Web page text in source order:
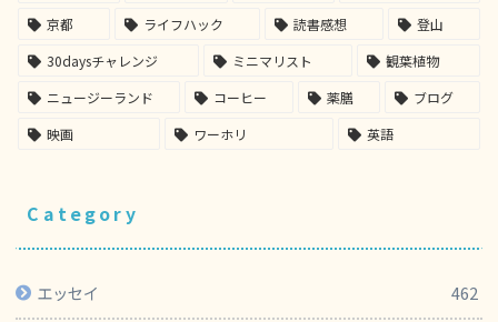
京都
ライフハック 読書感想
登山
30daysチャレンジ
ミニマリスト
観葉植物
ニュージーランド
コーヒー 薬膳
ブログ
映画
ワーホリ 英語
Category
エッセイ 462